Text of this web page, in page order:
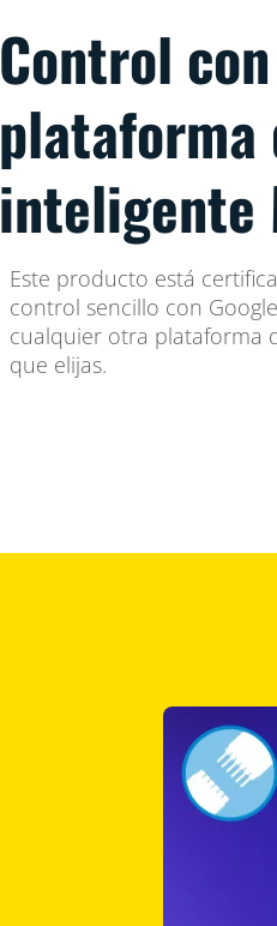
Control
plataforma
inteligente
Este producto está
control sencillo con
cualquier otra plataforma
que elijas.